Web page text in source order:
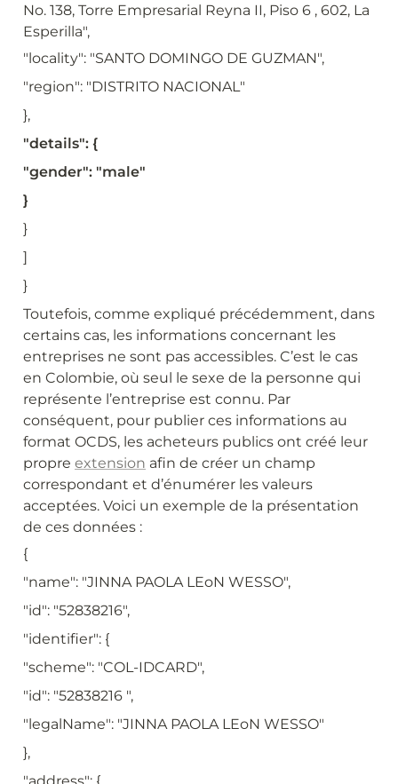
No. 138, Torre Empresarial Reyna II, Piso 6 , 602, La
Esperilla",
"locality": "SANTO DOMINGO DE GUZMAN",
"region": "DISTRITO NACIONAL"
},
"details": {
"gender": "male"
}
}
]
}
Toutefois, comme expliqué précédemment, dans
certains cas, les informations concernant les
entreprises ne sont pas accessibles. C’est le cas
en Colombie, où seul le sexe de la personne qui
représente l’entreprise est connu. Par
conséquent, pour publier ces informations au
format OCDS, les acheteurs publics ont créé leur
propre extension afin de créer un champ
correspondant et d’énumérer les valeurs
acceptées. Voici un exemple de la présentation
de ces données :
{
"name": "JINNA PAOLA LEoN WESSO",
"id": "52838216",
"identifier": {
"scheme": "COL-IDCARD",
"id": "52838216 ",
"legalName": "JINNA PAOLA LEoN WESSO"
},